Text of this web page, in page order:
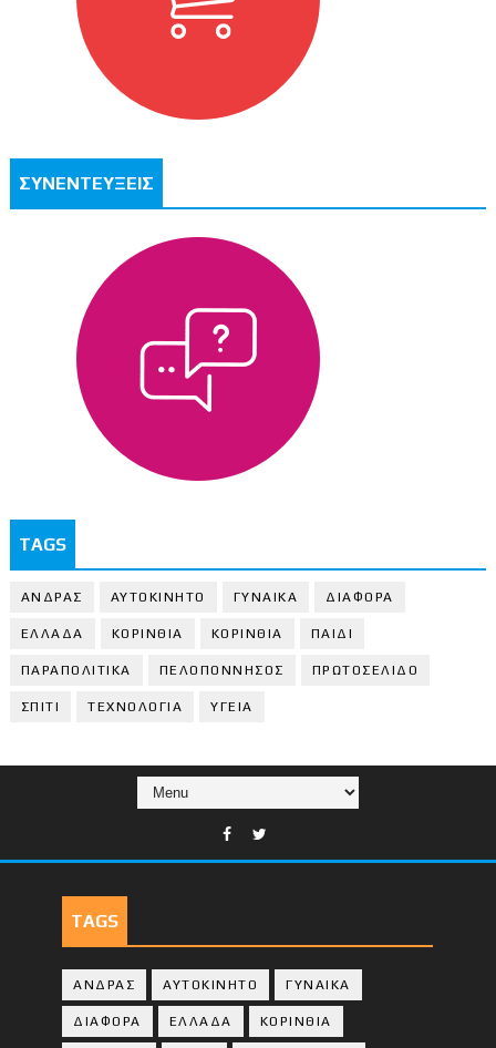
ΣΥΝΕΝΤΕΥΞΕΙΣ
TAGS
ΑΝΔΡΑΣ ΑΥΤΟΚΙΝΗΤΟ ΓΥΝΑΙΚΑ ΔΙΑΦΟΡΑ
ΕΛΛΑΔΑ ΚΟΡΙΝΘΙΑ ΚΟΡΙΝΘΙA ΠΑΙΔΙ
ΠΑΡΑΠΟΛΙΤΙΚΑ ΠΕΛΟΠΟΝΝΗΣΟΣ ΠΡΩΤΟΣΕΛΙΔΟ
ΣΠΙΤΙ ΤΕΧΝΟΛΟΓΙΑ ΥΓΕΙΑ
TAGS
ΑΝΔΡΑΣ ΑΥΤΟΚΙΝΗΤΟ ΓΥΝΑΙΚΑ
ΔΙΑΦΟΡΑ ΕΛΛΑΔΑ ΚΟΡΙΝΘΙΑ